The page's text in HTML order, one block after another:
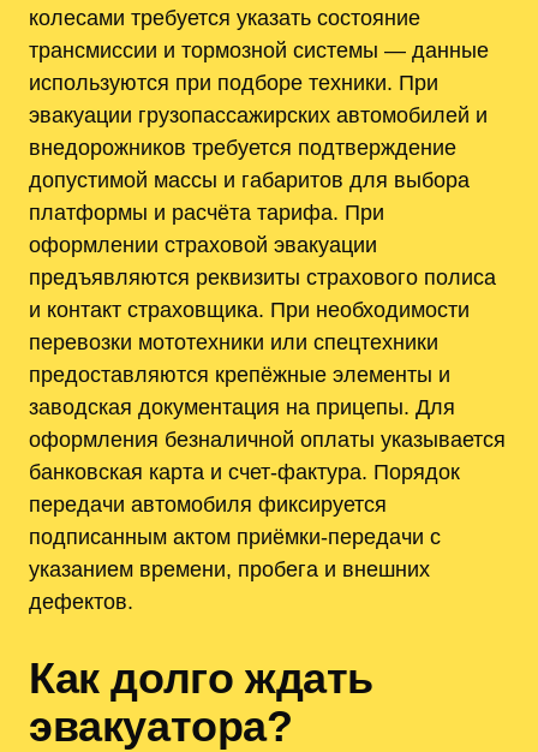
колесами требуется указать состояние
трансмиссии и тормозной системы — данные
используются при подборе техники. При
эвакуации грузопассажирских автомобилей и
внедорожников требуется подтверждение
допустимой массы и габаритов для выбора
платформы и расчёта тарифа. При
оформлении страховой эвакуации
предъявляются реквизиты страхового полиса
и контакт страховщика. При необходимости
перевозки мототехники или спецтехники
предоставляются крепёжные элементы и
заводская документация на прицепы. Для
оформления безналичной оплаты указывается
банковская карта и счет-фактура. Порядок
передачи автомобиля фиксируется
подписанным актом приёмки-передачи с
указанием времени, пробега и внешних
дефектов.
Как долго ждать
эвакуатора?